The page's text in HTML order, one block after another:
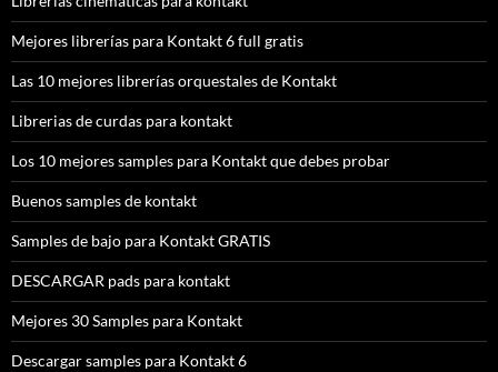
Mejores librerías para Kontakt 6 full gratis
Las 10 mejores librerías orquestales de Kontakt
Librerias de curdas para kontakt
Los 10 mejores samples para Kontakt que debes probar
Buenos samples de kontakt
Samples de bajo para Kontakt GRATIS
DESCARGAR pads para kontakt
Mejores 30 Samples para Kontakt
Descargar samples para Kontakt 6